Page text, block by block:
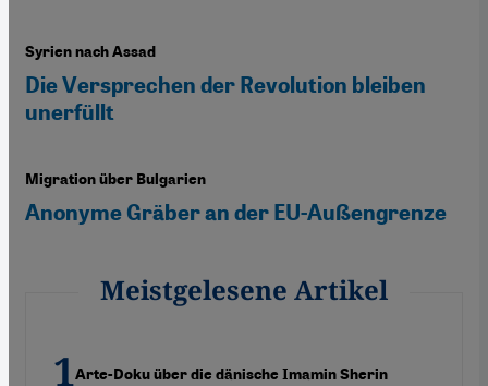
Syrien nach Assad
Die Versprechen der Revolution bleiben
unerfüllt
Migration über Bulgarien
Anonyme Gräber an der EU-Außengrenze
Meistgelesene Artikel
Arte-Doku über die dänische Imamin Sherin